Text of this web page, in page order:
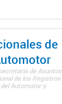
de
de Asuntos
de los Registros
Automotor y